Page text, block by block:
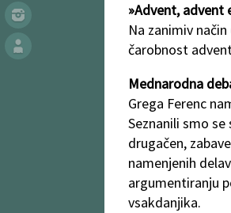
»Advent,
Na zanimiv
čarobnost
Mednarodna
Grega Ferenc
Seznanili smo
drugačen,
namenjenih
argumentiranju
vsakdanjika.